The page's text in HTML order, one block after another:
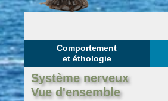
Comportement
et éthologie
Système nerveux
Vue d'ensemble